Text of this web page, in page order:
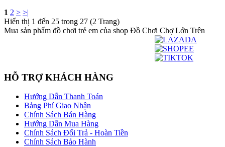
1 2 > >|
Hiển thị 1 đến 25 trong 27 (2 Trang)
Mua sản phẩm đồ chơi trẻ em của shop Đồ Chơi Chợ Lớn Trên
HỖ TRỢ KHÁCH HÀNG
Hướng Dẫn Thanh Toán
Bảng Phí Giao Nhận
Chính Sách Bán Hàng
Hướng Dẫn Mua Hàng
Chính Sách Đổi Trả - Hoàn Tiền
Chính Sách Bảo Hành